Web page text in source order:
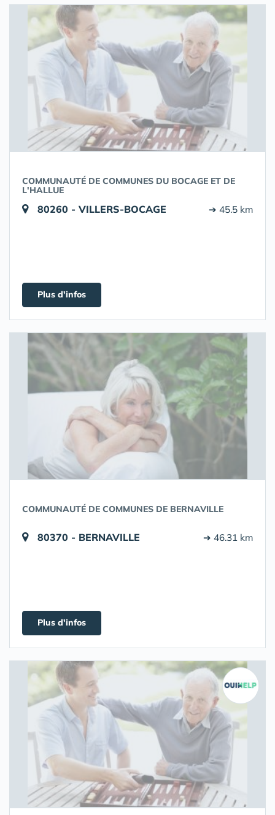
COMMUNAUTÉ DE COMMUNES DU BOCAGE ET DE
L'HALLUE
80260 - VILLERS-BOCAGE ➔ 45.5 km
Plus d'infos
COMMUNAUTÉ DE COMMUNES DE BERNAVILLE
80370 - BERNAVILLE ➔ 46.31 km
Plus d'infos